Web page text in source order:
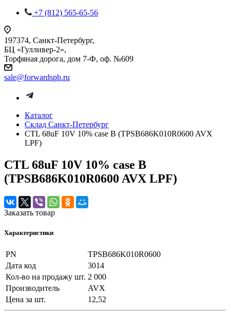
+7 (812) 565-65-56
197374, Санкт-Петербург,
БЦ «Гулливер-2»,
Торфяная дорога, дом 7-Ф, оф. №609
sale@forwardspb.ru
Каталог
Cклад Санкт-Петербург
CTL 68uF 10V 10% case B (TPSB686K010R0600 AVX
LPF)
CTL 68uF 10V 10% case B
(TPSB686K010R0600 AVX LPF)
Заказать товар
Характеристики
PN
TPSB686K010R0600
Дата код
3014
Кол-во на продажу шт. 2 000
Производитель
AVX
Цена за шт.
12,52